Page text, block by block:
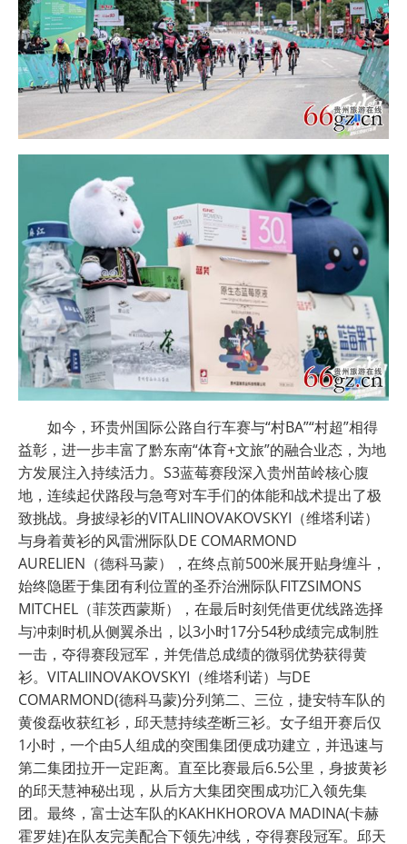
如今，环贵州国际公路自行车赛与“村BA”“村超”相得
益彰，进一步丰富了黔东南“体育+文旅”的融合业态，为地
方发展注入持续活力。S3蓝莓赛段深入贵州苗岭核心腹
地，连续起伏路段与急弯对车手们的体能和战术提出了极
致挑战。身披绿衫的VITALIINOVAKOVSKYI（维塔利诺）
与身着黄衫的风雷洲际队DE COMARMOND
AURELIEN（德科马蒙），在终点前500米展开贴身缠斗，
始终隐匿于集团有利位置的圣乔治洲际队FITZSIMONS
MITCHEL（菲茨西蒙斯），在最后时刻凭借更优线路选择
与冲刺时机从侧翼杀出，以3小时17分54秒成绩完成制胜
一击，夺得赛段冠军，并凭借总成绩的微弱优势获得黄
衫。VITALIINOVAKOVSKYI（维塔利诺）与DE
COMARMOND(德科马蒙)分列第二、三位，捷安特车队的
黄俊磊收获红衫，邱天慧持续垄断三衫。女子组开赛后仅
1小时，一个由5人组成的突围集团便成功建立，并迅速与
第二集团拉开一定距离。直至比赛最后6.5公里，身披黄衫
的邱天慧神秘出现，从后方大集团突围成功汇入领先集
团。最终，富士达车队的KAKHKHOROVA MADINA(卡赫
霍罗娃)在队友完美配合下领先冲线，夺得赛段冠军。邱天